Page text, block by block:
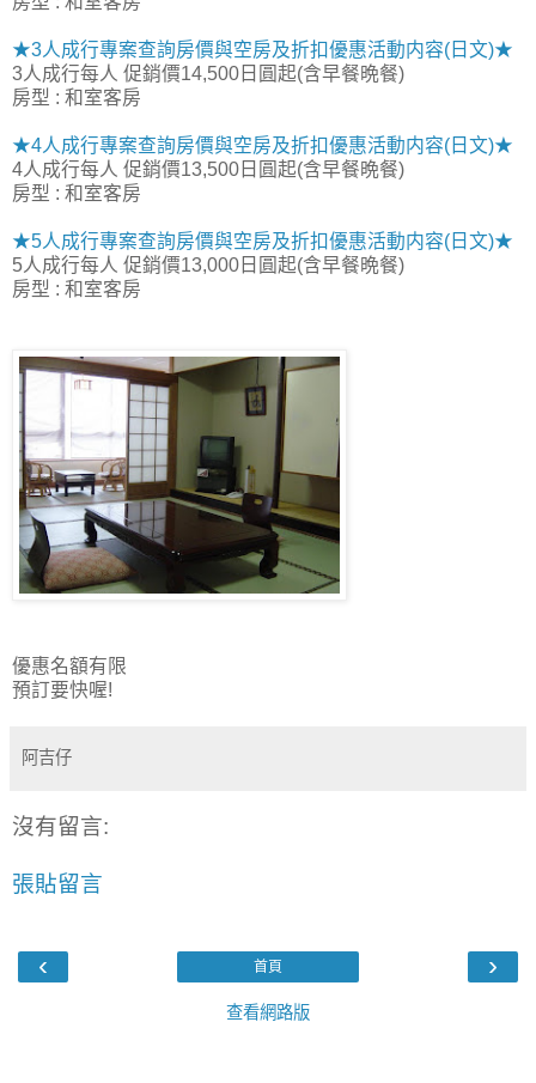
★3人成行專案查詢房價與空房及折扣優惠活動内容(日文)★
3人成行每人 促銷價14,500日圓起(含早餐晩餐)
房型 : 和室客房
★4人成行專案查詢房價與空房及折扣優惠活動内容(日文)★
4人成行每人 促銷價13,500日圓起(含早餐晩餐)
房型 : 和室客房
★5人成行專案查詢房價與空房及折扣優惠活動内容(日文)★
5人成行每人 促銷價13,000日圓起(含早餐晩餐)
房型 : 和室客房
優惠名額有限
預訂要快喔!
阿吉仔
沒有留言:
張貼留言
‹ ›
首頁
查看網路版